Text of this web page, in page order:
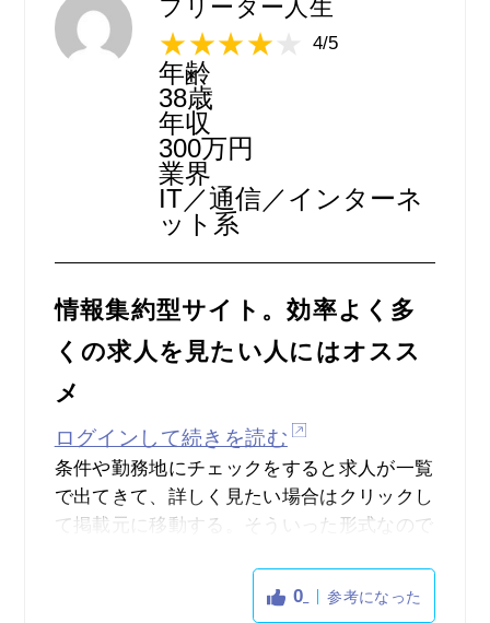
フリーター人生
4/5
年齢
38歳
年収
300万円
業界
IT／通信／インターネ
ット系
情報集約型サイト。効率よく多
くの求人を見たい人にはオスス
メ
ログインして続きを読む
条件や勤務地にチェックをすると求人が一覧
で出てきて、詳しく見たい場合はクリックし
て掲載元に移動する。そういった形式なので
なるべく短時間で多くの求人情報を調べたい
0 参考になった